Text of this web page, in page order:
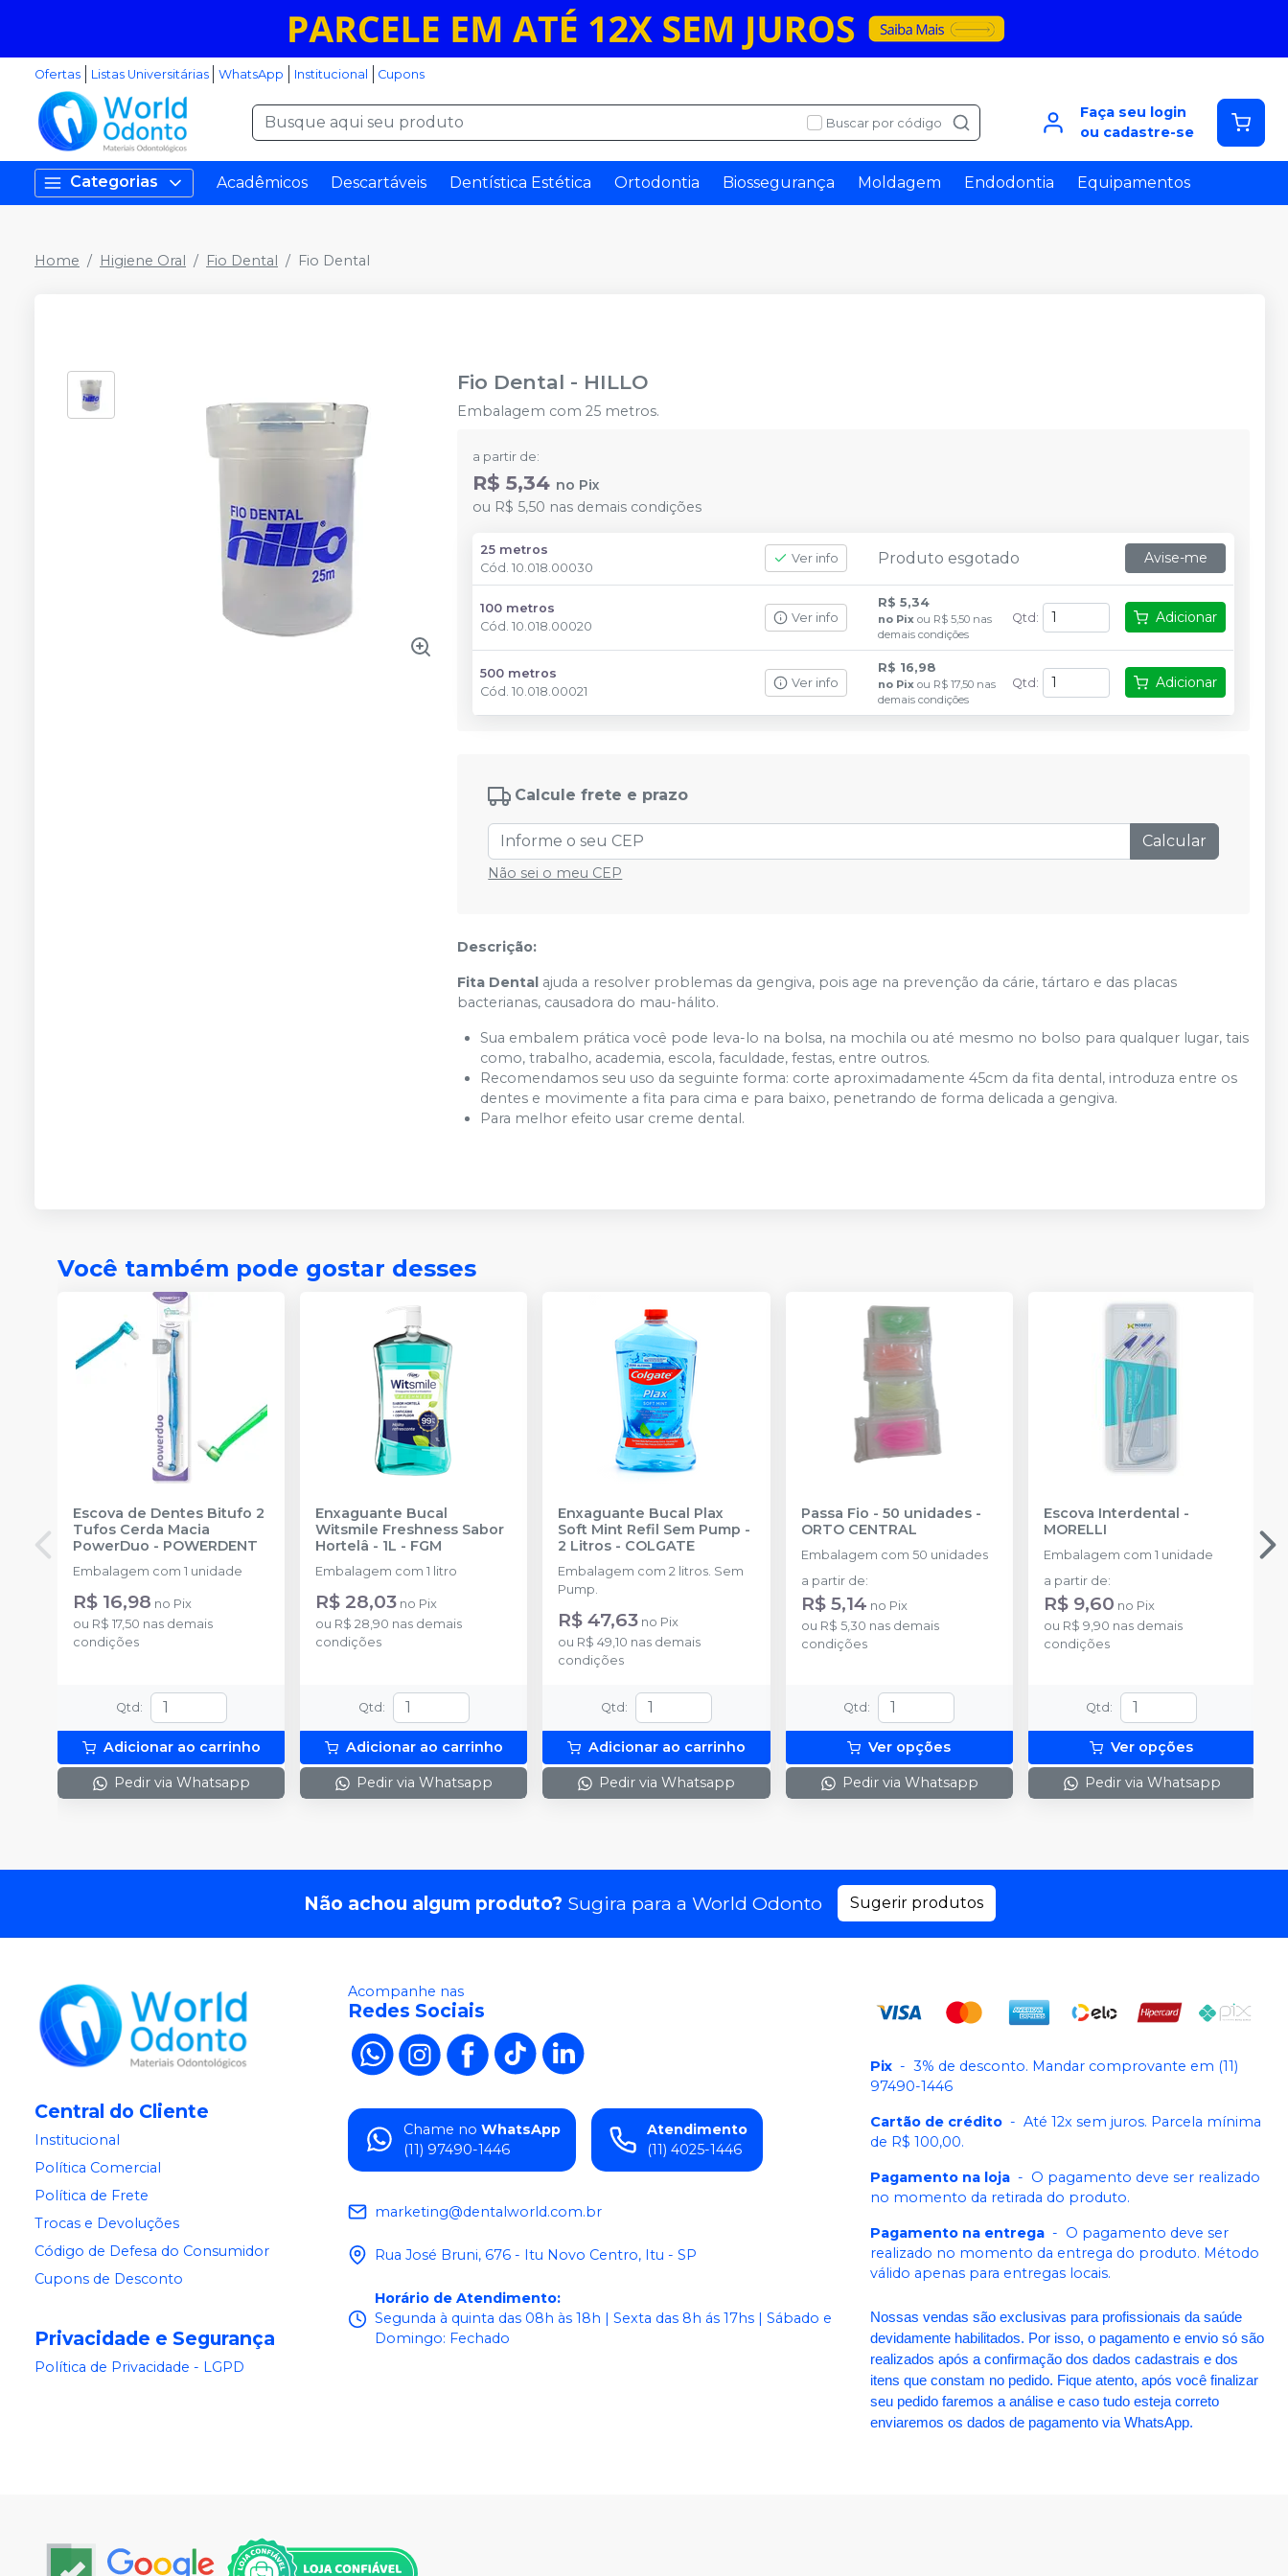
Ofertas Listas Universitárias WhatsApp Institucional Cupons
Buscar por código
Faça seu login
ou cadastre-se
Categorias Acadêmicos Descartáveis Dentística Estética Ortodontia Biossegurança Moldagem Endodontia Equipamentos
Home Higiene Oral Fio Dental Fio Dental
Fio Dental - HILLO
Embalagem com 25 metros.
a partir de:
R$ 5,34 no Pix
ou R$ 5,50 nas demais condições
25 metros
Cód.10.018.00030
Ver info Produto esgotado Avise-me
100 metros
Cód.10.018.00020
Ver info
R$ 5,34
no Pix ou R$ 5,50 nas
demais condições
Qtd : Adicionar
500 metros
Cód.10.018.00021
Ver info
R$ 16,98
no Pix ou R$ 17,50 nas
demais condições
Qtd : Adicionar
Calcule frete e prazo
Calcular
Não sei o meu CEP
Descrição:
Fita Dental ajuda a resolver problemas da gengiva, pois age na prevenção da cárie, tártaro e das placas
bacterianas, causadora do mau-hálito.
Sua embalem prática você pode leva-lo na bolsa, na mochila ou até mesmo no bolso para qualquer lugar, tais
como, trabalho, academia, escola, faculdade, festas, entre outros.
Recomendamos seu uso da seguinte forma: corte aproximadamente 45cm da fita dental, introduza entre os
dentes e movimente a fita para cima e para baixo, penetrando de forma delicada a gengiva.
Para melhor efeito usar creme dental.
Você também pode gostar desses
Escova de Dentes Bitufo 2
Tufos Cerda Macia
PowerDuo - POWERDENT
Embalagem com 1 unidade
R$ 16,98 no Pix
ou R$ 17,50 nas demais
condições
Qtd :
Adicionar ao carrinho
Pedir via Whatsapp
Enxaguante Bucal
Witsmile Freshness Sabor
Hortelâ - 1L - FGM
Embalagem com 1 litro
R$ 28,03 no Pix
ou R$ 28,90 nas demais
condições
Qtd :
Adicionar ao carrinho
Pedir via Whatsapp
Enxaguante Bucal Plax
Soft Mint Refil Sem Pump -
2 Litros - COLGATE
Embalagem com 2 litros. Sem
Pump.
R$ 47,63 no Pix
ou R$ 49,10 nas demais
condições
Qtd :
Adicionar ao carrinho
Pedir via Whatsapp
Passa Fio - 50 unidades-
ORTO CENTRAL
Embalagem com 50 unidades
a partir de:
R$ 5,14 no Pix
ou R$ 5,30 nas demais
condições
Qtd :
Ver opções
Pedir via Whatsapp
Escova Interdental -
MORELLI
Embalagem com 1 unidade
a partir de:
R$ 9,60 no Pix
ou R$ 9,90 nas demais
condições
Qtd :
Ver opções
Pedir via Whatsapp
Não achou algum produto? Sugira para a World Odonto Sugerir produtos
Central do Cliente
Institucional
Política Comercial
Política de Frete
Trocas e Devoluções
Código de Defesa do Consumidor
Cupons de Desconto
Privacidade e Segurança
Política de Privacidade - LGPD
Acompanhe nas
Redes Sociais
Chame no WhatsApp
(11) 97490-1446
Atendimento
(11) 4025-1446
marketing@dentalworld.com.br
Rua José Bruni, 676 - Itu Novo Centro, Itu - SP
Horário de Atendimento:
Segunda à quinta das 08h às 18h | Sexta das 8h ás 17hs | Sábado e
Domingo: Fechado
Pix - 3% de desconto. Mandar comprovante em (11)
97490-1446
Cartão de crédito - Até 12x sem juros. Parcela mínima
de R$ 100,00.
Pagamento na loja - O pagamento deve ser realizado
no momento da retirada do produto.
Pagamento na entrega - O pagamento deve ser
realizado no momento da entrega do produto. Método
válido apenas para entregas locais.
Nossas vendas são exclusivas para profissionais da saúde
devidamente habilitados. Por isso, o pagamento e envio só são
realizados após a confirmação dos dados cadastrais e dos
itens que constam no pedido. Fique atento, após você finalizar
seu pedido faremos a análise e caso tudo esteja correto
enviaremos os dados de pagamento via WhatsApp.